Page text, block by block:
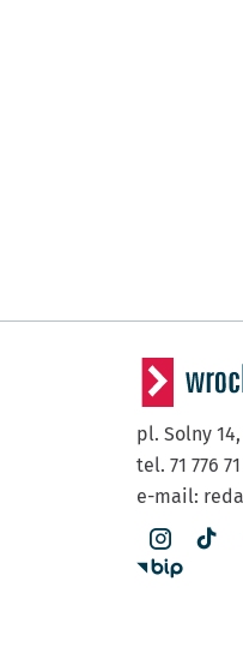
pl. Solny 14,
tel. 71 776
e-mail: